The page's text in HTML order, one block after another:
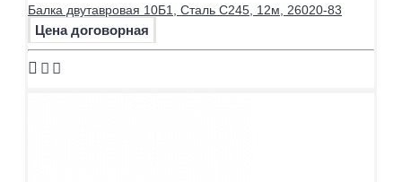
Балка двутавровая 10Б1, Сталь С245, 12м, 26020-83
Цена договорная